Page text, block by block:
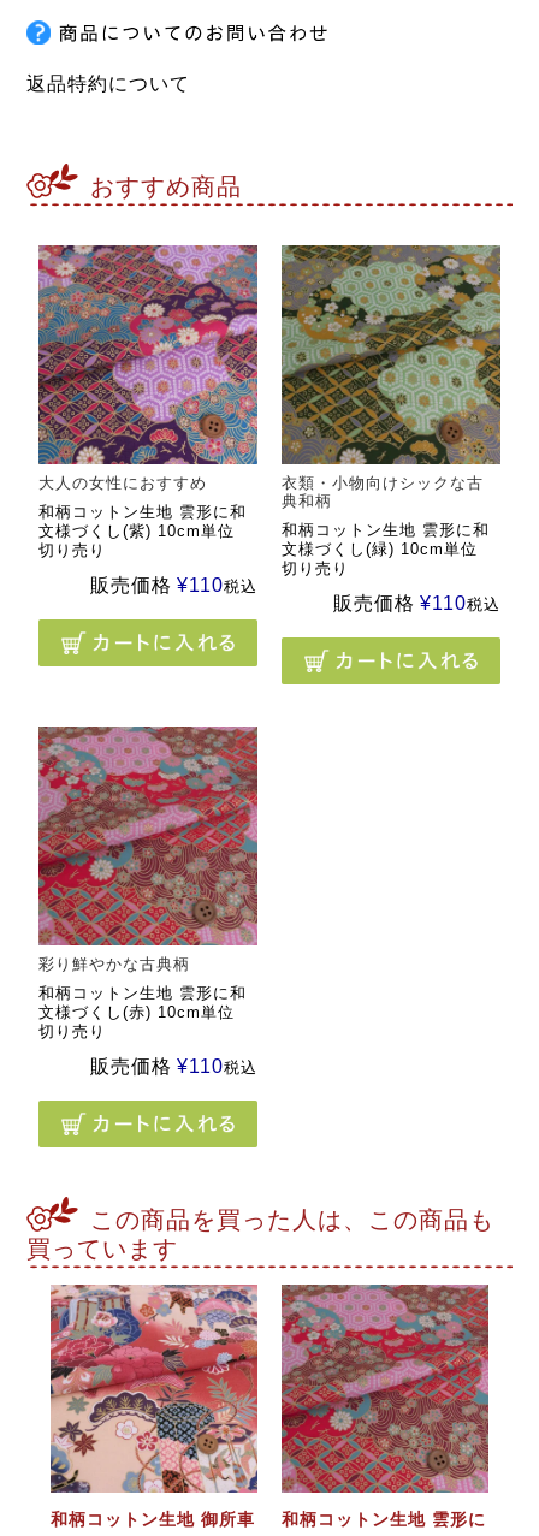
返品特約について
おすすめ商品
大人の女性におすすめ
和柄コットン生地 雲形に和
文様づくし(紫) 10cm単位
切り売り
販売価格 ¥110税込
衣類・小物向けシックな古
典和柄
和柄コットン生地 雲形に和
文様づくし(緑) 10cm単位
切り売り
販売価格 ¥110税込
彩り鮮やかな古典柄
和柄コットン生地 雲形に和
文様づくし(赤) 10cm単位
切り売り
販売価格 ¥110税込
この商品を買った人は、この商品も
買っています
和柄コットン生地 御所車
和柄コットン生地 雲形に